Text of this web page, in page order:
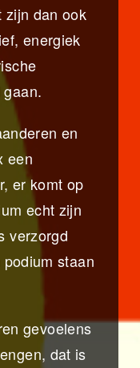
zijn dan ook
energiek
en
een
er komt op
echt zijn
verzorgd
staan
gevoelens
dat is